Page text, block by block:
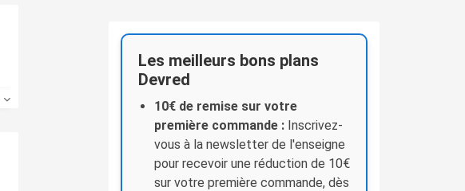
Les meilleurs bons plans
Devred
10€ de remise sur votre
première commande : Inscrivez-
vous à la newsletter de l'enseigne
pour recevoir une réduction de 10€
sur votre première commande, dès